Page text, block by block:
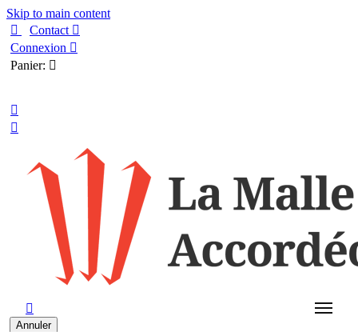
Skip to main content

Contact 
Connexion 
Panier: 



Annuler